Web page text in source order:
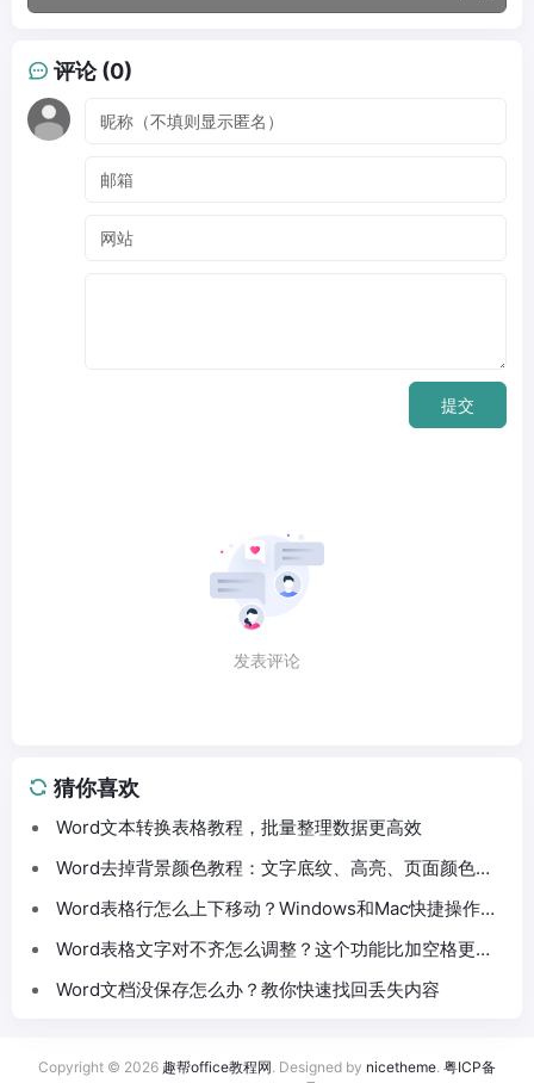
评论 (0)
提交
发表评论
猜你喜欢
Word文本转换表格教程，批量整理数据更高效
Word去掉背景颜色教程：文字底纹、高亮、页面颜色这
Word表格行怎么上下移动？Windows和Mac快捷操作分
Word表格文字对不齐怎么调整？这个功能比加空格更方
Word文档没保存怎么办？教你快速找回丢失内容
Copyright © 2026 趣帮office教程网. Designed by nicetheme. 粤ICP备